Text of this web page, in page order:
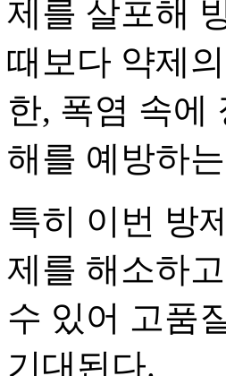
제를 살포해
때보다 약제
한, 폭염 속에
해를 예방하
특히 이번 방
제를 해소하
수 있어 고품
기대된다.